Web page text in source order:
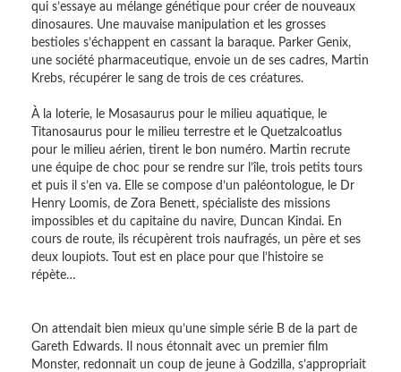
qui s’essaye au mélange génétique pour créer de nouveaux
dinosaures. Une mauvaise manipulation et les grosses
bestioles s’échappent en cassant la baraque. Parker Genix,
une société pharmaceutique, envoie un de ses cadres, Martin
Krebs, récupérer le sang de trois de ces créatures.
À la loterie, le Mosasaurus pour le milieu aquatique, le
Titanosaurus pour le milieu terrestre et le Quetzalcoatlus
pour le milieu aérien, tirent le bon numéro. Martin recrute
une équipe de choc pour se rendre sur l’île, trois petits tours
et puis il s’en va. Elle se compose d’un paléontologue, le Dr
Henry Loomis, de Zora Benett, spécialiste des missions
impossibles et du capitaine du navire, Duncan Kindai. En
cours de route, ils récupèrent trois naufragés, un père et ses
deux loupiots. Tout est en place pour que l’histoire se
répète…
On attendait bien mieux qu’une simple série B de la part de
Gareth Edwards. Il nous étonnait avec un premier film
Monster, redonnait un coup de jeune à Godzilla, s’appropriait